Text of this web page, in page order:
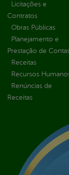
Licitações e
Contratos
Obras Públicas
Planejamento e
Prestação de
Receitas
Recursos
Renúncias de
Receitas